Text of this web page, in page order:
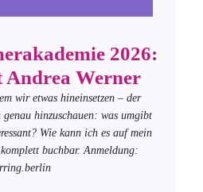
2026:
Andrea Werner
wir etwas hineinsetzen – der
hinzuschauen: was umgibt
Wie kann ich es auf mein
buchbar. Anmeldung: